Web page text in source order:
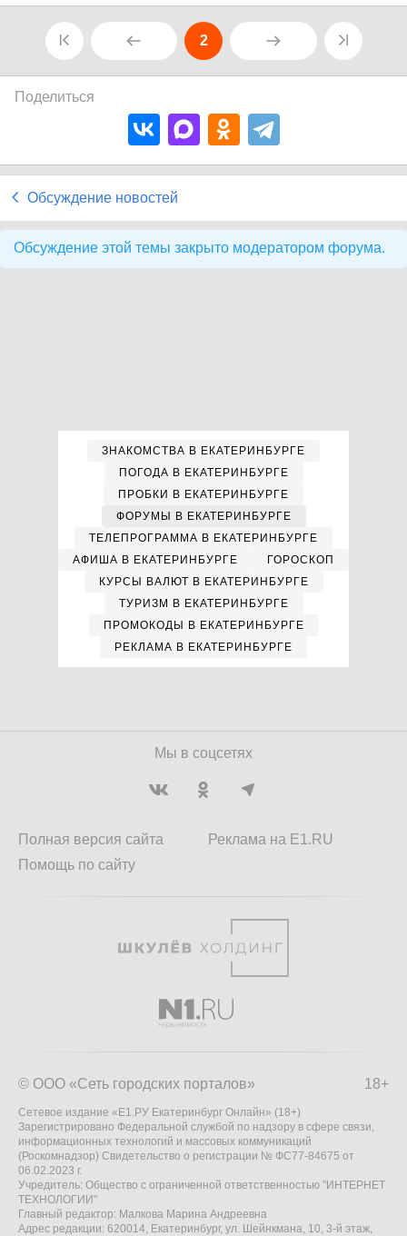
2
Поделиться
Обсуждение новостей
Обсуждение этой темы закрыто модератором форума.
ЗНАКОМСТВА В ЕКАТЕРИНБУРГЕ
ПОГОДА В ЕКАТЕРИНБУРГЕ
ПРОБКИ В ЕКАТЕРИНБУРГЕ
ФОРУМЫ В ЕКАТЕРИНБУРГЕ
ТЕЛЕПРОГРАММА В ЕКАТЕРИНБУРГЕ
АФИША В ЕКАТЕРИНБУРГЕ
ГОРОСКОП
КУРСЫ ВАЛЮТ В ЕКАТЕРИНБУРГЕ
ТУРИЗМ В ЕКАТЕРИНБУРГЕ
ПРОМОКОДЫ В ЕКАТЕРИНБУРГЕ
РЕКЛАМА В ЕКАТЕРИНБУРГЕ
Мы в соцсетях
Полная версия сайта
Помощь по сайту
Реклама на E1.RU
18+
© ООО «Сеть городских порталов»
Сетевое издание «Е1.РУ Екатеринбург Онлайн» (18+)
Зарегистрировано Федеральной службой по надзору в сфере связи,
информационных технологий и массовых коммуникаций
(Роскомнадзор) Свидетельство о регистрации № ФС77-84675 от
06.02.2023 г.
Учредитель: Общество с ограниченной ответственностью "ИНТЕРНЕТ
ТЕХНОЛОГИИ"
Главный редактор: Малкова Марина Андреевна
Адрес редакции: 620014, Екатеринбург, ул. Шейнкмана, 10, 3-й этаж,